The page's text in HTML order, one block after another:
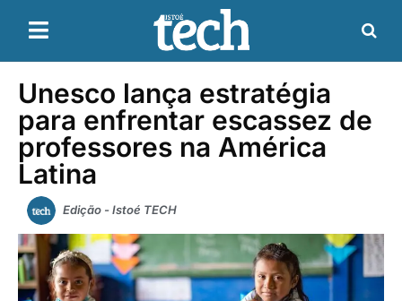
Unesco lança estratégia
para enfrentar escassez de
professores na América
Latina
Edição - Istoé TECH